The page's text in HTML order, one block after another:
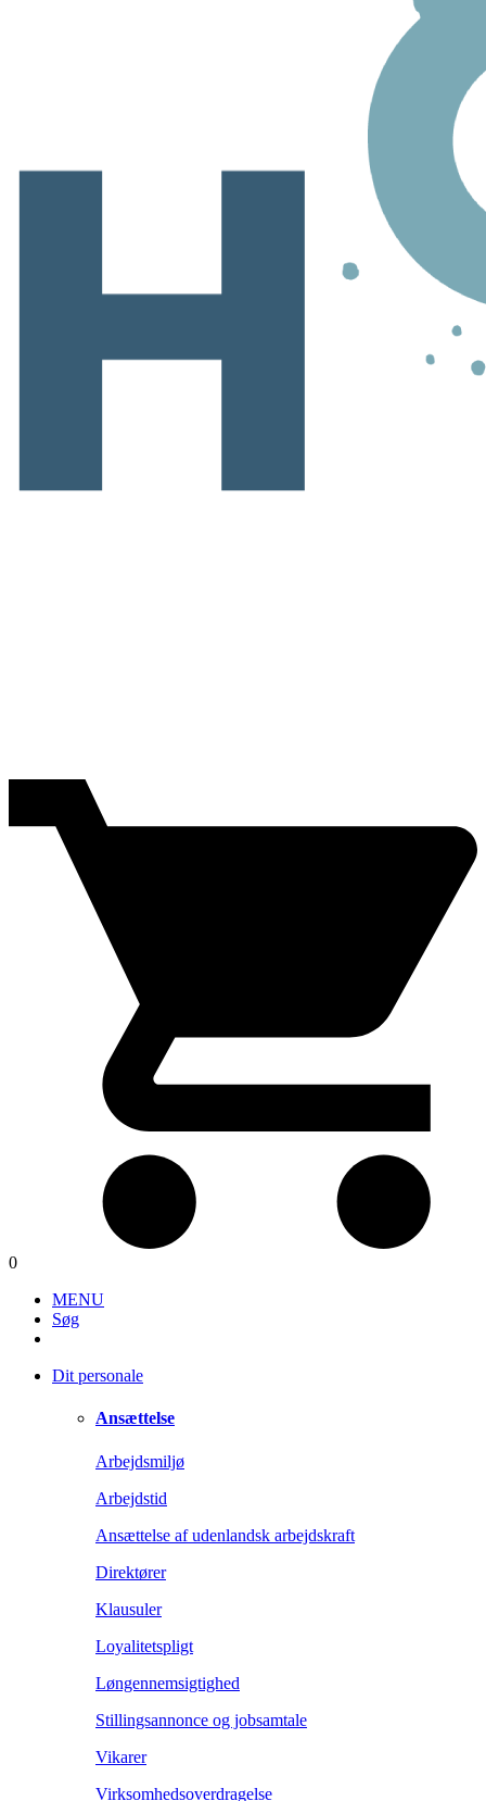
0
MENU
Søg
Dit personale
Ansættelse
Arbejdsmiljø
Arbejdstid
Ansættelse af udenlandsk arbejdskraft
Direktører
Klausuler
Loyalitetspligt
Løngennemsigtighed
Stillingsannonce og jobsamtale
Vikarer
Virksomhedsoverdragelse